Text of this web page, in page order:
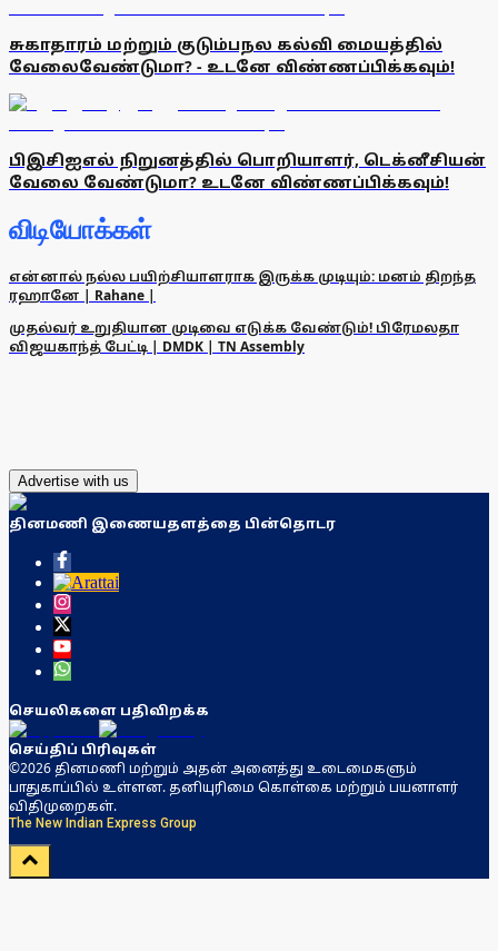
சுகாதாரம் மற்றும் குடும்பநல கல்வி மையத்தில்
வேலைவேண்டுமா? - உடனே விண்ணப்பிக்கவும்!
பிஇசிஐஎல் நிறுனத்தில் பொறியாளர், டெக்னீசியன்
வேலை வேண்டுமா? உடனே விண்ணப்பிக்கவும்!
விடியோக்கள்
என்னால் நல்ல பயிற்சியாளராக இருக்க முடியும்: மனம் திறந்த
ரஹானே | Rahane |
முதல்வர் உறுதியான முடிவை எடுக்க வேண்டும்! பிரேமலதா
விஜயகாந்த் பேட்டி | DMDK | TN Assembly
Advertise with us
தினமணி இணையதளத்தை பின்தொடர
செயலிகளை பதிவிறக்க
செய்திப் பிரிவுகள்
©2026 தினமணி மற்றும் அதன் அனைத்து உடைமைகளும்
பாதுகாப்பில் உள்ளன. தனியுரிமை கொள்கை மற்றும் பயனாளர்
விதிமுறைகள்.
The New Indian Express Group